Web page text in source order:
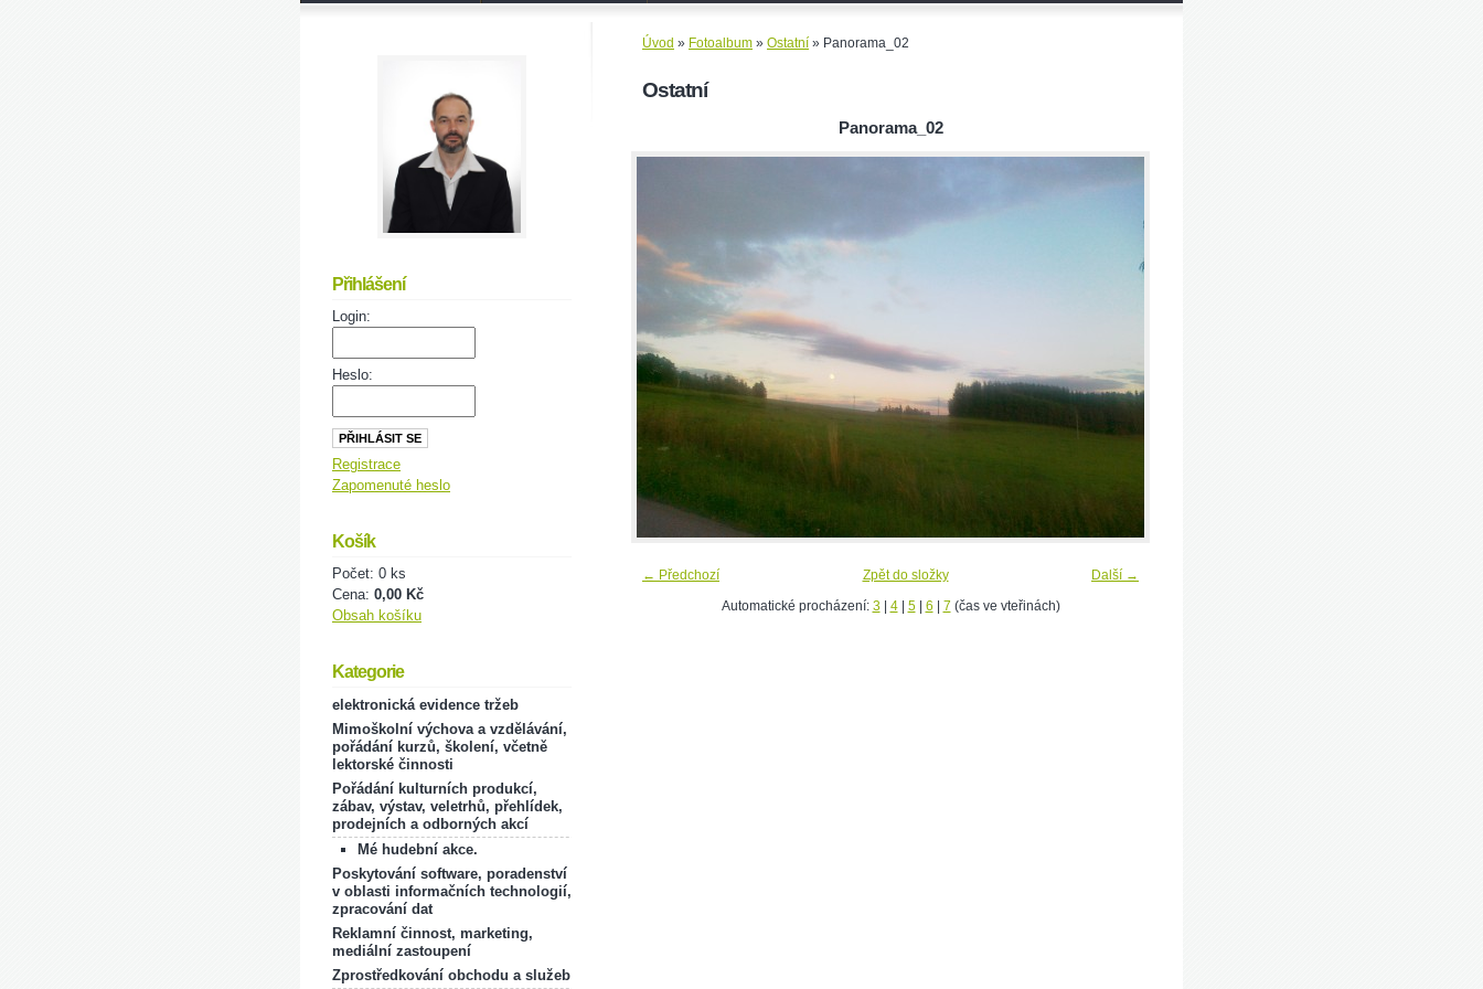
Úvod » Fotoalbum » Ostatní » Panorama_02
Ostatní
Panorama_02
← Předchozí Další →
Zpět do složky
Automatické procházení: 3| 4| 5| 6 7 (čas ve vteřinách)
Přihlášení
Login:
Heslo:
Registrace
Zapomenuté heslo
Košík
Počet: 0 ks
Cena: 0,00 Kč
Obsah košíku
Kategorie
elektronická evidence tržeb
Mimoškolní výchova a vzdělávání,
pořádání kurzů, školení, včetně
lektorské činnosti
Pořádání kulturních produkcí,
zábav, výstav, veletrhů, přehlídek,
prodejních a odborných akcí
Mé hudební akce.
Poskytování software, poradenství
v oblasti informačních technologií,
zpracování dat
Reklamní činnost, marketing,
mediální zastoupení
Zprostředkování obchodu a služeb